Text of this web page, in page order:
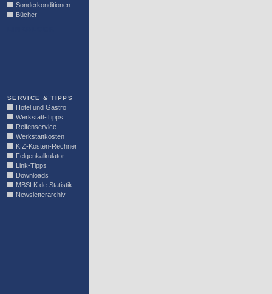
Sonderkonditionen
Bücher
SERVICE & TIPPS
Hotel und Gastro
Werkstatt-Tipps
Reifenservice
Werkstattkosten
KfZ-Kosten-Rechner
Felgenkalkulator
Link-Tipps
Downloads
MBSLK.de-Statistik
Newsletterarchiv